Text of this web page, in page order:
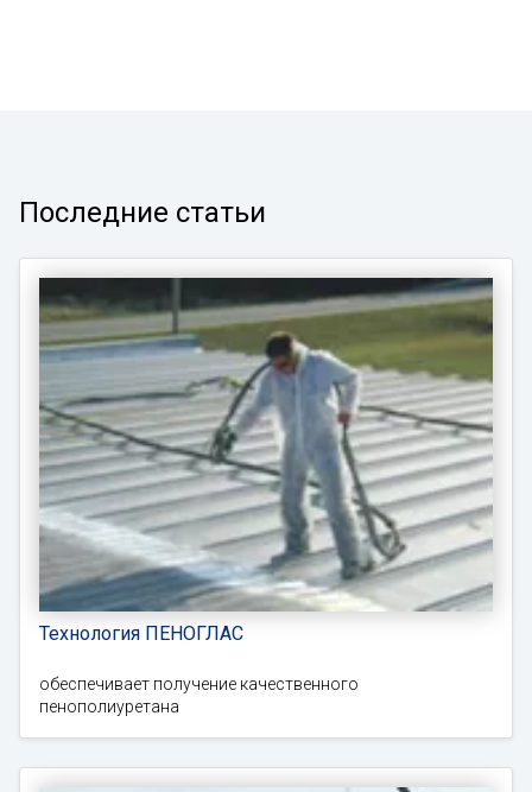
Последние статьи
Технология ПЕНОГЛАС
обеспечивает получение качественного
пенополиуретана